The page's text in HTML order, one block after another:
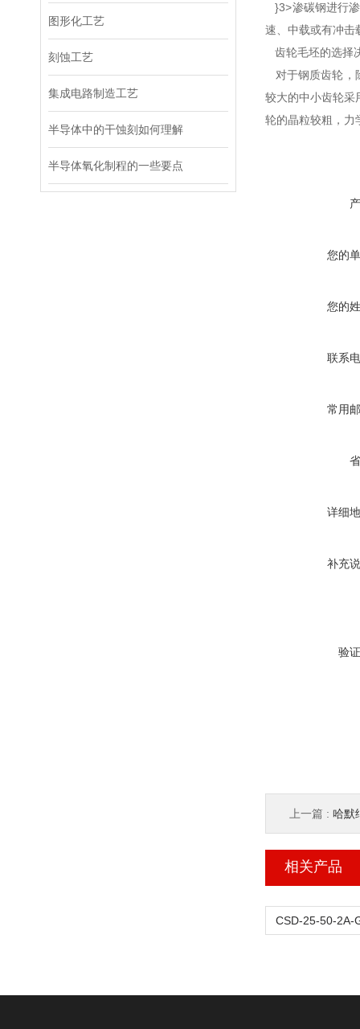
图形化工艺
刻蚀工艺
集成电路制造工艺
半导体中的干蚀刻如何理解
半导体氧化制程的一些要点
}3>渗碳钢进行
速、中载或有冲击
齿轮毛坯的选择
对于钢质齿轮，
较大的中小齿轮
轮的晶粒较粗，力
您的
您的
联系
常用
详细
补充
验
上一篇 : 哈默
相关产品